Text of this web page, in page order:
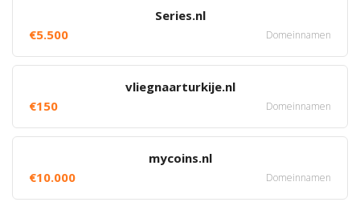
Series.nl
€5.500
Domeinnamen
vliegnaarturkije.nl
€150
Domeinnamen
mycoins.nl
€10.000
Domeinnamen